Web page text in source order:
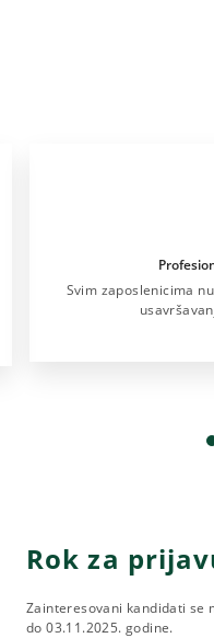
Svim zaposlenicima
Rok za
Zainteresovani kandidati se
do 03.11.2025. godine.